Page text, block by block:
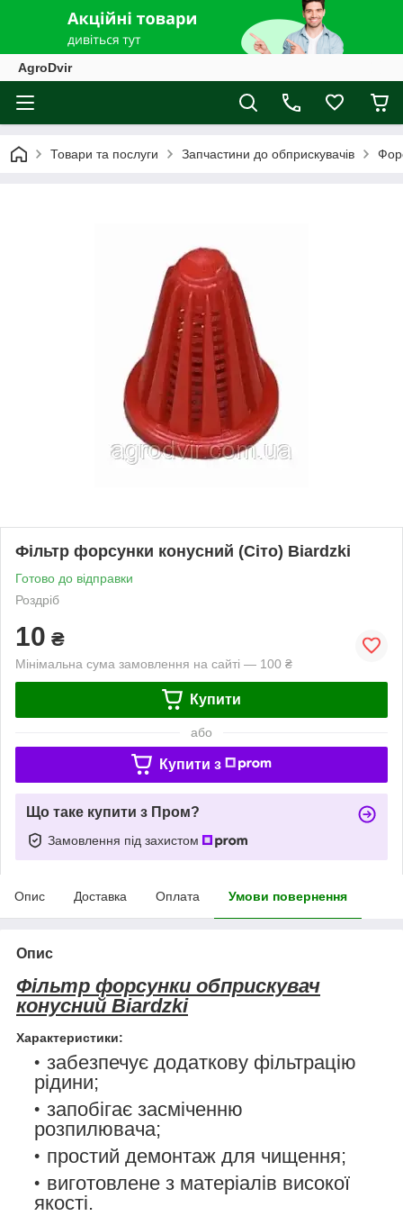
AgroDvir
Товари та послуги Запчастини до обприскувачів
Фільтр форсунки конусний (Сіто) Biardzki
Готово до відправки
Роздріб
10 ₴
Мінімальна сума замовлення на сайті — 100 ₴
Купити
або
Купити з
Що таке купити з Пром?
Замовлення під захистом
Опис Доставка Оплата Умови повернення
Опис
Фільтр форсунки обприскувач
конусний Biardzki
Характеристики:
забезпечує додаткову фільтрацію
рідини;
запобігає засміченню
розпилювача;
простий демонтаж для чищення;
виготовлене з матеріалів високої
якості.